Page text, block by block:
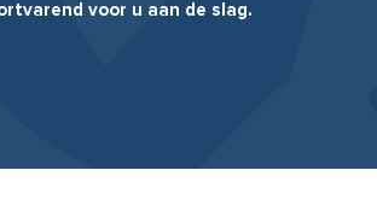
voor u aan de slag.